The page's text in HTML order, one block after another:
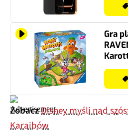
Gra
ZobaczDisney myśli nad
Karaibów